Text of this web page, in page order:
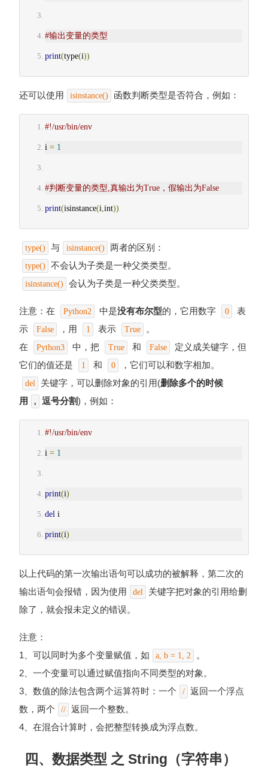
#输出变量的类型
print(type(i))
还可以使用 isinstance() 函数判断类型是否符合，例如：
#!/usr/bin/env
i = 1
#判断变量的类型,真输出为True，假输出为False
print(isinstance(i,int))
type() 与 isinstance() 两者的区别：
type() 不会认为子类是一种父类类型。
isinstance() 会认为子类是一种父类类型。
注意：在 Python2 中是没有布尔型的，它用数字 0
表
示
False ，用 1 表示 True
。
在
Python3 中，把 True 和 False
定义成关键字，但
它们的值还是
1 和 0 ，它们可以和数字相加。
del 关键字，可以删除对象的引用(删除多个的时候
用
, 逗号分割)，例如：
#!/usr/bin/env
i = 1
print(i)
del i
print(i)
以上代码的第一次输出语句可以成功的被解释，第二次的
输出语句会报错，因为使用
del
关键字把对象的引用给删
除了，就会报未定义的错误。
注意：
1、可以同时为多个变量赋值，如
a, b = 1, 2
。
2、一个变量可以通过赋值指向不同类型的对象。
3、数值的除法包含两个运算符时：一个
/
返回一个浮点
数，两个
//
返回一个整数。
4、在混合计算时，会把整型转换成为浮点数。
四、数据类型 之 String（字符串）